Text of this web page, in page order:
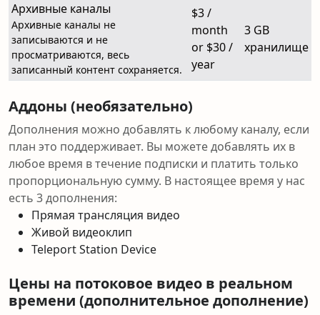
Архивные каналы
Архивные каналы не
записываются и не
просматриваются, весь
записанный контент сохраняется.
$3 /
month
or $30 /
year
3 GB
хранилище
Аддоны (необязательно)
Дополнения можно добавлять к любому каналу, если
план это поддерживает. Вы можете добавлять их в
любое время в течение подписки и платить только
пропорциональную сумму. В настоящее время у нас
есть 3 дополнения:
Прямая трансляция видео
Живой видеоклип
Teleport Station Device
Цены на потоковое видео в реальном
времени (дополнительное дополнение)